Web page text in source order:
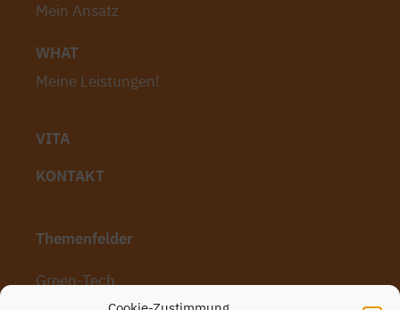
Mein Ansatz
WHAT
Meine Leistungen!
VITA
KONTAKT
Themenfelder
Green-Tech